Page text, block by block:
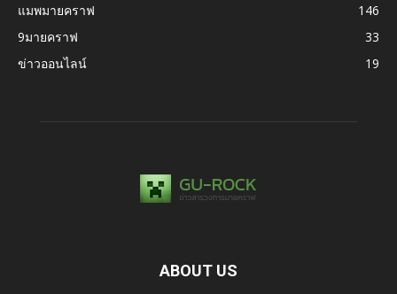
แมพมายคราฟ
146
9มายคราฟ
33
ข่าวออนไลน์
19
ABOUT US